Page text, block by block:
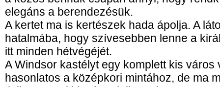
elegáns a berendezésük.
A kertet ma is kertészek hada ápolja. A
hatalmába, hogy szívesebben lenne a
itt minden hétvégéjét.
A Windsor kastélyt egy komplett kis város
hasonlatos a középkori mintához, de ma